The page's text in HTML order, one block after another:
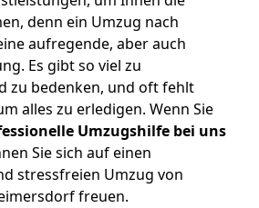
denn ein Umzug nach
aufregende, aber auch
Es gibt so viel zu
zu bedenken, und oft fehlt
alles zu erledigen. Wenn Sie
Umzugshilfe bei uns
Sie sich auf einen
stressfreien Umzug von
freuen.